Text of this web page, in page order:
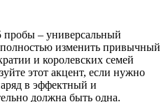
пробы – универсальный
полностью изменить привычный
и королевских семей
этот акцент, если нужно
в эффектный и
должна быть одна.